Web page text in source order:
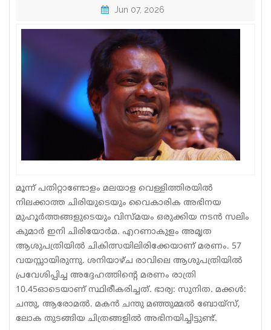
Law
Jun 07, 2026
മൂന്ന്​ പതിറ്റാണ്ടോളം മലയാള വെള്ളിത്തിരയിൽ
നിലക്കാത്ത ചിരിയുടെയും വൈകാരിക അഭിനയ
മുഹൂർത്തങ്ങളുടെയും വിസ്മയം ഒരുക്കിയ നടൻ സലിം
കുമാർ ഇനി ചിരിയോർമ. എറണാകുളം അമൃത
ആശുപത്രിയിൽ ചികിത്സയിലിരിക്കേയാണ് മരണം. 57
വയസ്സായിരുന്നു. ശനിയാഴ്ച രാവിലെ ആശുപത്രിയിൽ
പ്രവേശിപ്പിച്ച അദ്ദേഹത്തിന്റെ മരണം രാത്രി
10.45ഓടെയാണ് സ്ഥിരീകരിച്ചത്. ഭാര്യ: സുനിത. മക്കൾ:
ചന്തു, ആരോമൽ. മകൻ ചന്തു മഞ്ഞുമ്മൽ ബോയ്​സ്​,
ലോക തുടങ്ങിയ ചിത്രങ്ങളിൽ അഭിനയിച്ചിട്ടുണ്ട്​.